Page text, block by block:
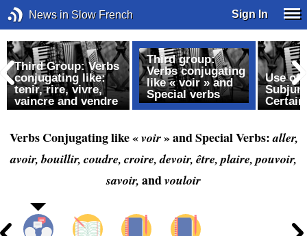
News in Slow French Sign In
Third Group: Verbs
conjugating like:
tenir, rire, vivre,
vaincre and vendre
Third group:
Verbs conjugating
like « voir » and
Special verbs
Use of
Verbs Conjugating like «voir» and Special Verbs:aller,
avoir, bouillir, coudre, croire, devoir, être, plaire, pouvoir,
savoir, andvouloir